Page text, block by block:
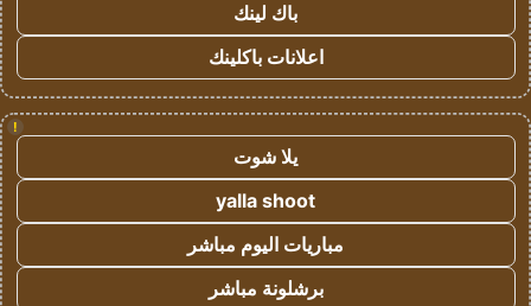
باك لينك
اعلانات باكلينك
!
يلا شوت
yalla shoot
مباريات اليوم مباشر
برشلونة مباشر